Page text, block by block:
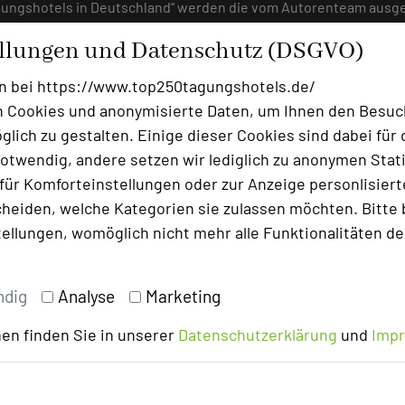
und Datenschutz (DSGVO)
bei https://www.top250tagungshotels.de/
und anonymisierte Daten, um Ihnen den
zu gestalten. Einige dieser Cookies sind dabei für
andere setzen wir lediglich zu anonymen
Komforteinstellungen oder zur Anzeige
welche Kategorien sie zulassen möchten. Bitte
womöglich nicht mehr alle Funktionalitäten
Analyse Marketing
finden Sie in unserer Datenschutzerklärung und
in Deutschland“ werden die vom Autorenteam
Häuser, die von einem Mitglied unseres
Internetplattform www.top250tagungshotels.de. Jährlich
die auch im Buch vertreten sind.
Die besten Tagungshotels in Deutschland“ der zwischen
ausgezeichnet werden. Der Wettbewerb findet
unseres Projektes zahlreiche weitere Möglichkeiten und
und ergänzenden Dienstleistungen zu unterstreichen.
aufgenommen zu werden, wurde die Anzahl der
Jahre in der Tagungs- und Weiterbildungsbranche
Ort besucht und begutachtet. Jedes Hotel, welches
zu gehören.